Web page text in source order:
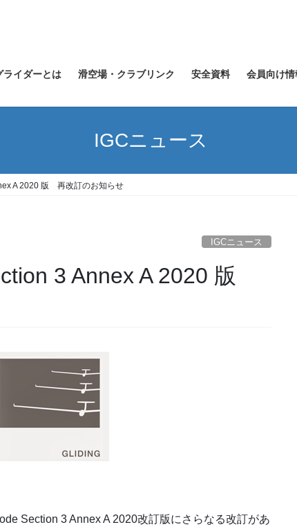
ライダーとは 滑空場・クラブリンク 安全資料 会員向け情
IGCニュース
A 2020 版 再改訂のお知らせ
IGCニュース
3 Annex A 2020 版
Section 3 Annex A 2020改訂版にさらなる改訂があ